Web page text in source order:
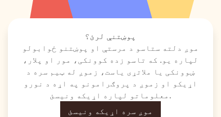
پوښتنې لرئ؟
موږ دلته ستاسو د مرستې او پوښتنو ځوابولو
لپاره یو. که تاسو زده کوونکی، مور او پلار،
ښوونکی یا ملاتړی یاست، زموږ له ټیم سره د
اړیکو او زموږ د پروګرامونو په اړه د نورو
معلوماتو لپاره اړیکه ونیسئ.
موږ سره اړیکه ونیسئ